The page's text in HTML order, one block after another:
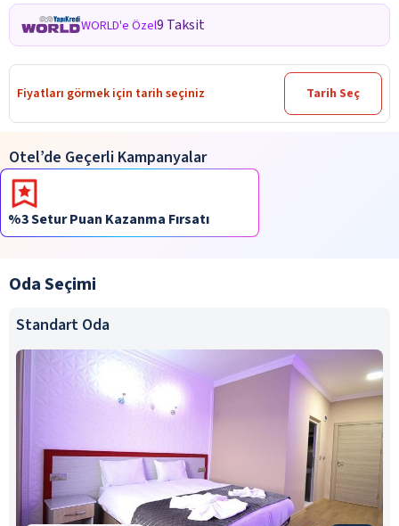
WORLD'e Özel9 Taksit
Fiyatları görmek için tarih seçiniz Tarih Seç
Otel’de Geçerli Kampanyalar
%3 Setur Puan Kazanma Fırsatı
Oda Seçimi
Standart Oda